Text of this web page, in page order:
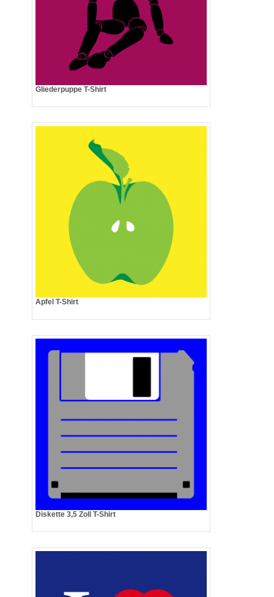
Gliederpuppe T-Shirt
Apfel T-Shirt
Diskette 3,5 Zoll T-Shirt